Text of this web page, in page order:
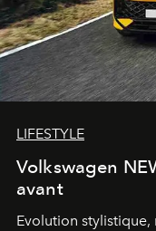
LIFESTYLE
Volkswagen
avant
Evolution